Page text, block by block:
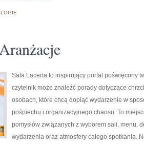
Sala Lacerta to inspirujący portal poświęcony
czytelnik może znaleźć porady dotyczące
osobach, które chcą dopiąć wydarzenie w
pośpiechu i organizacyjnego chaosu. To
pomysłów związanych z wyborem sali, menu,
wydarzenia oraz atmosfery całego spotkania.